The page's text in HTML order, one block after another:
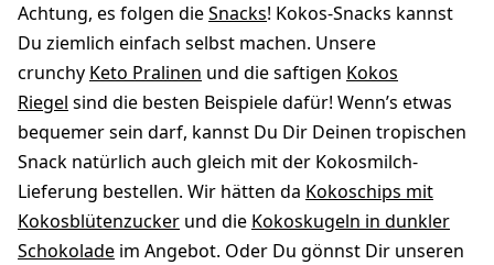
Achtung, es folgen dieSnacks! Kokos-Snacks kannst
Du ziemlich einfach selbst machen. Unsere
crunchy Keto Pralinen und die saftigen Kokos
Riegel sind die besten Beispiele dafür! Wenn’s etwas
bequemer sein darf, kannst Du Dir Deinen tropischen
Snack natürlich auch gleich mit der Kokosmilch-
Lieferung bestellen. Wir hätten da Kokoschips mit
Kokosblütenzucker und die Kokoskugeln in dunkler
Schokolade im Angebot. Oder Du gönnst Dir unseren